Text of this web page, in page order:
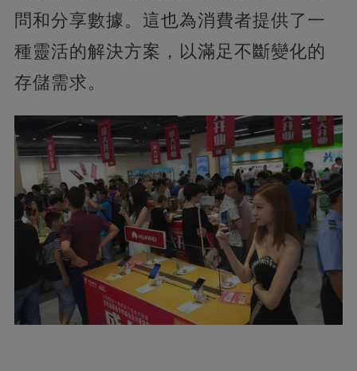
問和分享數據。這也為消費者提供了一
種靈活的解決方案，以滿足不斷變化的
存儲需求。